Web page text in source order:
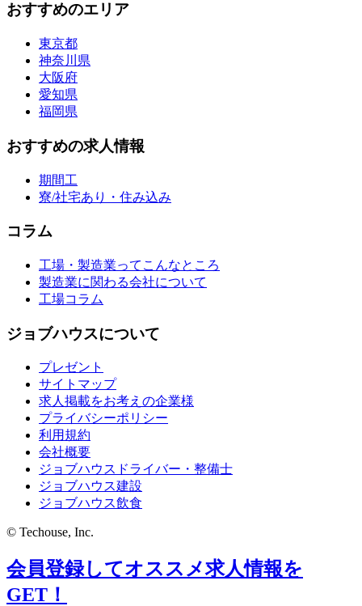
おすすめのエリア
東京都
神奈川県
大阪府
愛知県
福岡県
おすすめの求人情報
期間工
寮/社宅あり・住み込み
コラム
工場・製造業ってこんなところ
製造業に関わる会社について
工場コラム
ジョブハウスについて
プレゼント
サイトマップ
求人掲載をお考えの企業様
プライバシーポリシー
利用規約
会社概要
ジョブハウスドライバー・整備士
ジョブハウス建設
ジョブハウス飲食
© Techouse, Inc.
会員登録してオススメ求人情報を
GET！